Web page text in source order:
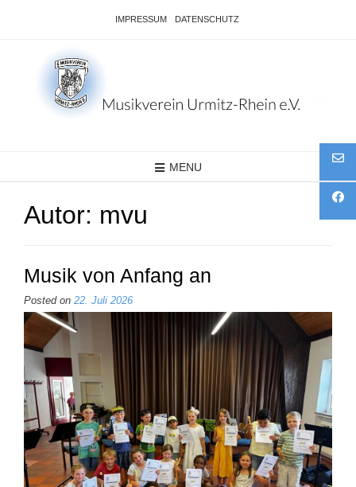
IMPRESSUM DATENSCHUTZ
MENU
Autor: mvu
Musik von Anfang an
Posted on 22. Juli 2026